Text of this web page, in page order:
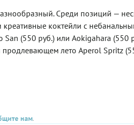
Среди позиций —
коктейли с
(550 руб.) или Aokigahara (550
лето Aperol Spritz
нам.